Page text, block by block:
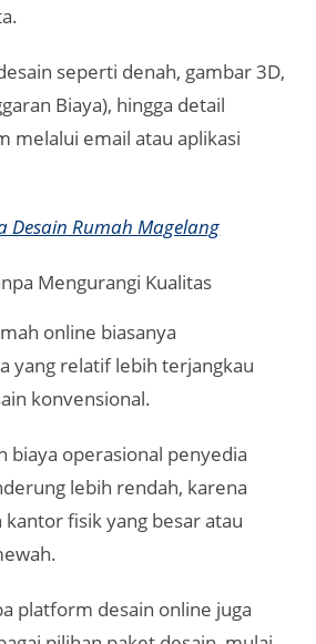
seperti denah, gambar 3D,
Biaya), hingga detail
melalui email atau aplikasi
Desain Rumah Magelang
Mengurangi Kualitas
online biasanya
yang relatif lebih terjangkau
konvensional.
biaya operasional penyedia
lebih rendah, karena
fisik yang besar atau
platform desain online juga